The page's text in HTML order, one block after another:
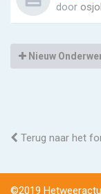
door
Nieuw
Terug naar het
©2019